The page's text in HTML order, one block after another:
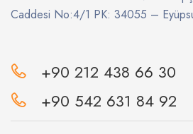
Caddesi No:4/1 PK: 34055 –
+90 212 438 66 30
+90 542 631 84 92